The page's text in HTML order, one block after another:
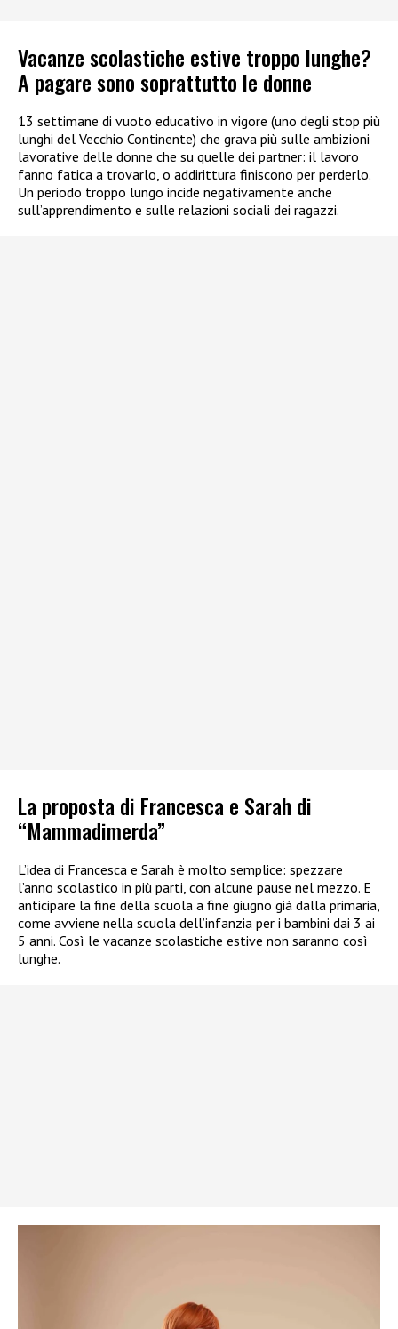
Vacanze scolastiche estive troppo lunghe?
A pagare sono soprattutto le donne
13 settimane di vuoto educativo in vigore (uno degli stop più
lunghi del Vecchio Continente) che grava più sulle ambizioni
lavorative delle donne che su quelle dei partner: il lavoro
fanno fatica a trovarlo, o addirittura finiscono per perderlo.
Un periodo troppo lungo incide negativamente anche
sull’apprendimento e sulle relazioni sociali dei ragazzi.
La proposta di Francesca e Sarah di
“Mammadimerda”
L’idea di Francesca e Sarah è molto semplice: spezzare
l’anno scolastico in più parti, con alcune pause nel mezzo. E
anticipare la fine della scuola a fine giugno già dalla primaria,
come avviene nella scuola dell’infanzia per i bambini dai 3 ai
5 anni. Così le vacanze scolastiche estive non saranno così
lunghe.